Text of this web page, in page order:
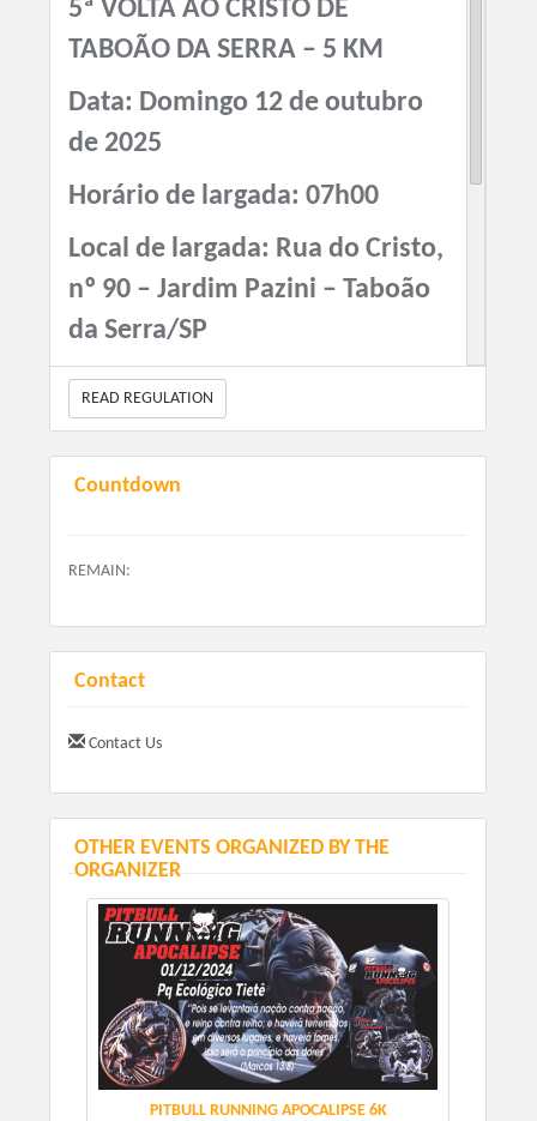
inscrições geral kit meia e camiseta
149.99
+ Taxa de Serviço (Quando houver)
5ª VOLTA AO CRISTO DE
TABOÃO DA SERRA – 5 KM
Data: Domingo 12 de outubro
de 2025
Horário de largada: 07h00
Local de largada: Rua do Cristo,
nº 90 – Jardim Pazini – Taboão
da Serra/SP
Distâncias: Corrida 5 km •
Caminhada 2,5 km
Retirada de kit: Local a definir
brinquedo para retirada do kit
READ REGULATION
Countdown
REMAIN:
Contact
Contact Us
OTHER EVENTS ORGANIZED BY THE
ORGANIZER
PITBULL RUNNING APOCALIPSE 6K